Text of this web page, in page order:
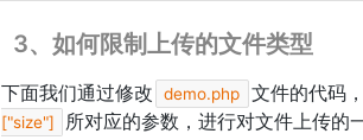
3、如何限制上传的文件类型
下面我们通过修改 demo.php 文件的代码
["size"]
所对应的参数，进行对文件上传的